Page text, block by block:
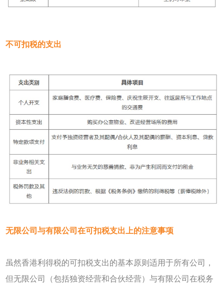
不可扣税的支出
无限公司与有限公司在可扣税支出上的注意事项
虽然香港利得税的可扣税支出的基本原则适用于所有公司，
但无限公司（包括独资经营和合伙经营）与有限公司在税务